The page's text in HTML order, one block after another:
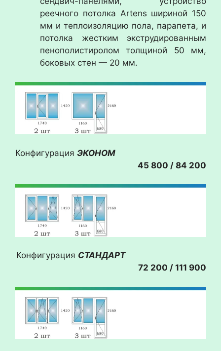
реечного потолка Artens шириной 150
мм и теплоизоляцию пола, парапета, и
потолка жестким экструдированным
пенополистиролом толщиной 50 мм,
боковых стен — 20 мм.
Конфигурация ЭКОНОМ
45 800 / 84 200
Конфигурация СТАНДАРТ
72 200 / 111 900